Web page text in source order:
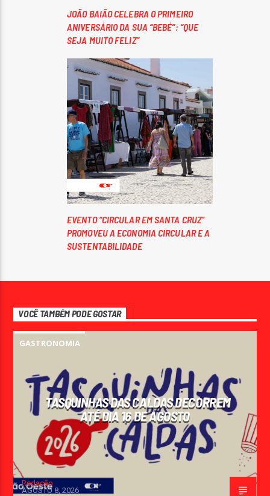
JOÃO BAIÃO CELEBRA O PRIMEIRO
ANIVERSÁRIO DA SUA “BEBÉ”: “QUE
SEJA MUITO FELIZ”
EVENTO “CIRCULAR EM SANTA CRUZ”
PROMOVEU A ECONOMIA CIRCULAR E A
SUSTENTABILIDADE
VOCÊ TAMBÉM PODE GOSTAR
GASTRONOMIA
TASQUINHAS DAS CALDAS DECORREM
ATÉ DIA 16 DE AGOSTO
Redação
AGOSTO 8, 2026